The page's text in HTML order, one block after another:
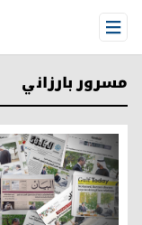
Open Menu
مسرور بارزاني